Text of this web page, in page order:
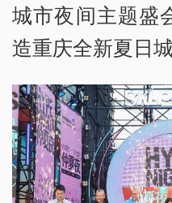
城市夜间主题盛
造重庆全新夏日